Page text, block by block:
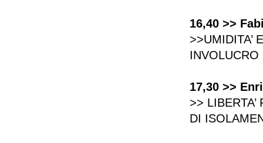
16,40 >>
>>UMIDITA’
17,30 >>
>>
DI